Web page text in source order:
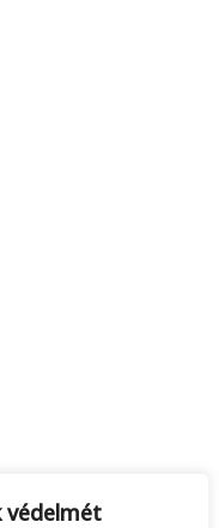
védelmét